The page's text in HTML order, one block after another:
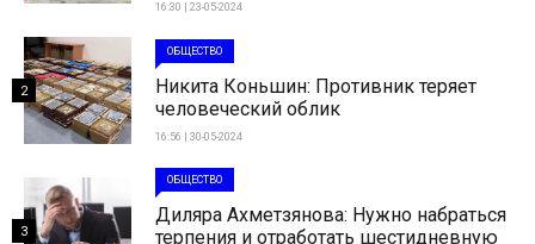
16:30 | 23-05-2024
ОБЩЕСТВО
Никита Коньшин: Противник теряет
человеческий облик
16:56 | 30-05-2024
2
ОБЩЕСТВО
Диляра Ахметзянова: Нужно набраться
терпения и отработать шестидневную
3